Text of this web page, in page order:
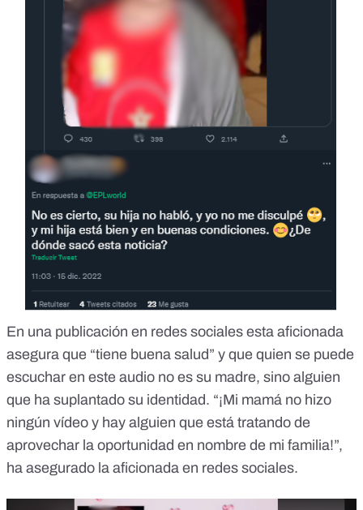
En una publicación en redes sociales esta aficionada
asegura que “tiene buena salud” y que quien se puede
escuchar en este audio no es su madre, sino alguien
que ha suplantado su identidad. “¡Mi mamá no hizo
ningún vídeo y hay alguien que está tratando de
aprovechar la oportunidad en nombre de mi familia!”,
ha asegurado la aficionada en redes sociales.